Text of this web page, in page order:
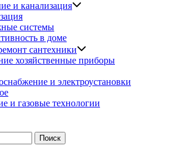
и канализация
системы
в доме
сантехники
хозяйственные приборы
и электроустановки
и газовые технологии